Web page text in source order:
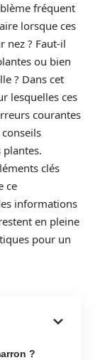
fréquent
lorsque ces
nez ? Faut-il
ou bien
? Dans cet
lesquelles ces
courantes
clés
ce
informations
en pleine
pour un
?